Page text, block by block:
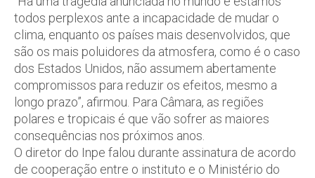
todos perplexos ante a incapacidade de mudar o
clima, enquanto os países mais desenvolvidos, que
são os mais poluidores da atmosfera, como é o caso
dos Estados Unidos, não assumem abertamente
compromissos para reduzir os efeitos, mesmo a
longo prazo”, afirmou. Para Câmara, as regiões
polares e tropicais é que vão sofrer as maiores
consequências nos próximos anos.
O diretor do Inpe falou durante assinatura de acordo
de cooperação entre o instituto e o Ministério do